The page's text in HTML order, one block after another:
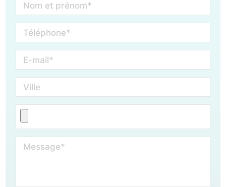
Nom et prénom*
Téléphone*
E-mail*
Ville
Message*